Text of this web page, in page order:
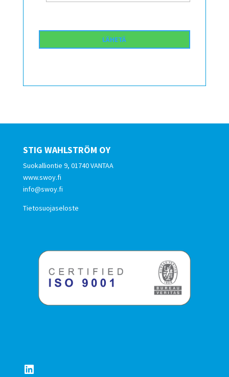
STIG WAHLSTRÖM OY
Suokalliontie 9, 01740 VANTAA
www.swoy.fi
info@swoy.fi
Tietosuojaseloste
LinkedIn